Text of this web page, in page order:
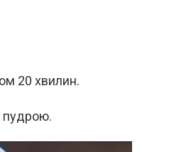
20 хвилин.
пудрою.